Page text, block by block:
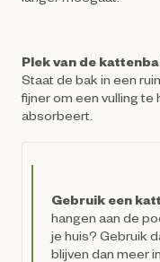
Plek van de
Staat de bak in een
fijner om een vulling
absorbeert.
Gebruik een
hangen aan de
je huis? Gebruik
blijven dan meer